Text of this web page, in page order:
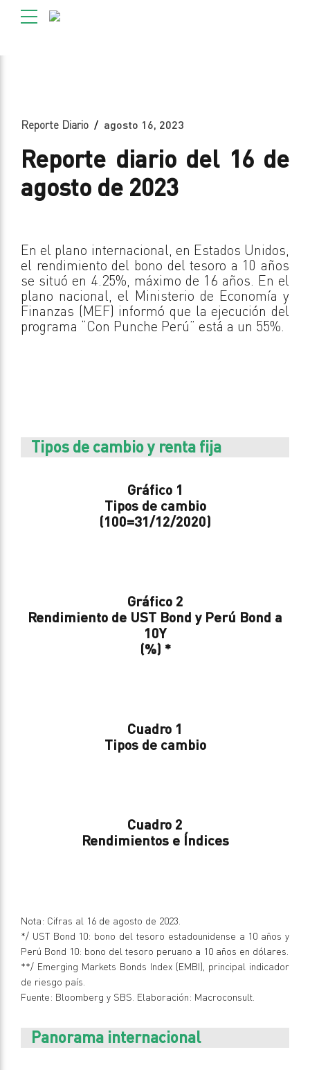
Reporte Diario agosto 16, 2023
Reporte diario del 16 de
agosto de 2023
En el plano internacional, en Estados Unidos,
el rendimiento del bono del tesoro a 10 años
se situó en 4.25%, máximo de 16 años. En el
plano nacional, el Ministerio de Economía y
Finanzas (MEF) informó que la ejecución del
programa “Con Punche Perú” está a un 55%.
Tipos de cambio y renta fija
Gráfico 1
Tipos de cambio
(100=31/12/2020)
Gráfico 2
Rendimiento de UST Bond y Perú Bond a
10Y
(%) *
Cuadro 1
Tipos de cambio
Cuadro 2
Rendimientos e Índices
Nota: Cifras al 16 de agosto de 2023.
*/ UST Bond 10: bono del tesoro estadounidense a 10 años y
Perú Bond 10: bono del tesoro peruano a 10 años en dólares.
**/ Emerging Markets Bonds Index (EMBI), principal indicador
de riesgo país.
Fuente: Bloomberg y SBS. Elaboración: Macroconsult.
Panorama internacional